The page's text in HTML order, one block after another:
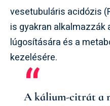
vesetubuláris acidózis
is gyakran
lúgosítására és a
kezelésére.
A kálium-citrát a